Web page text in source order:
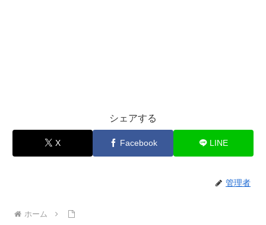
シェアする
X Facebook LINE
管理者
ホーム